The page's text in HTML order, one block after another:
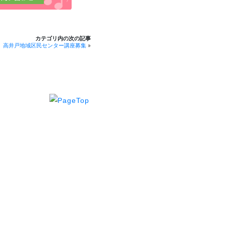
カテゴリ内の次の記事
高井戸地域区民センター講座募集 »